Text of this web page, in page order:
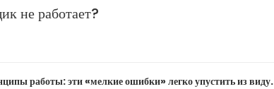
не работает?
работы: эти «мелкие ошибки» легко упустить из виду.